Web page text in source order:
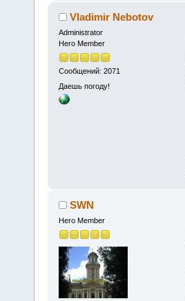
Vladimir Nebotov
Administrator
Hero Member
Сообщений: 2071
Даешь погоду!
SWN
Hero Member